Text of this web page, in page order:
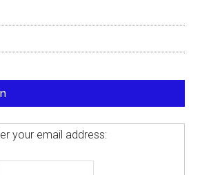
your email address: